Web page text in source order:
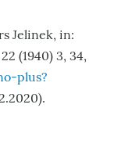
Jelinek, in:
(1940) 3, 34,
plus?